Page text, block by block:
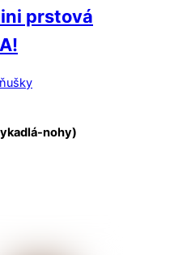
prstová
nohy)